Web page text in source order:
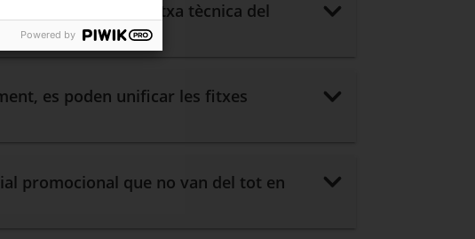
es pot incloure la fitxa tècnica del
es poden unificar les fitxes
promocional que no van del tot en
Powered by